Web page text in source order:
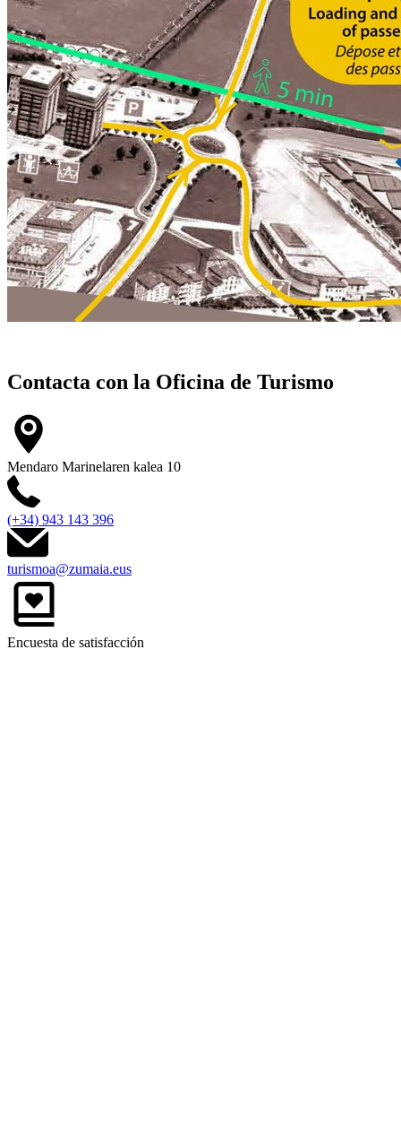
Contacta con la Oficina de Turismo
Mendaro Marinelaren kalea 10
(+34) 943 143 396
turismoa@zumaia.eus
Encuesta de satisfacción